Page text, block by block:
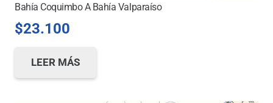
Bahía Coquimbo A Bahía Valparaíso
$23.100
LEER MÁS